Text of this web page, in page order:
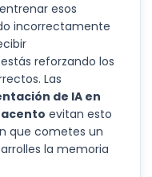
esos
incorrectamente
reforzando los
Las
de IA en
evitan esto
que cometes un
la memoria